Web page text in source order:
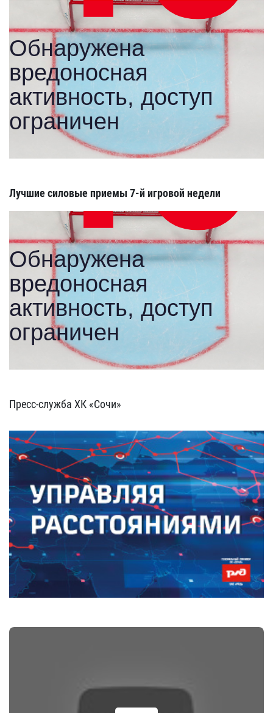
Лучшие силовые приемы 7-й игровой недели
Пресс-служба ХК «Сочи»